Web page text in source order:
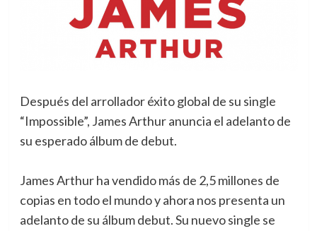
Después del arrollador éxito global de su single
“Impossible”, James Arthur anuncia el adelanto de
su esperado álbum de debut.
James Arthur ha vendido más de 2,5 millones de
copias en todo el mundo y ahora nos presenta un
adelanto de su álbum debut. Su nuevo single se